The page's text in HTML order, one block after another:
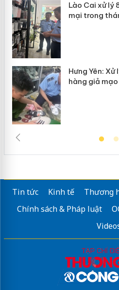
Lào Cai xử lý
mại trong
Hưng Yên:
hàng giả
Tin tức Kinh tế Thương
Chính sách & Pháp luật